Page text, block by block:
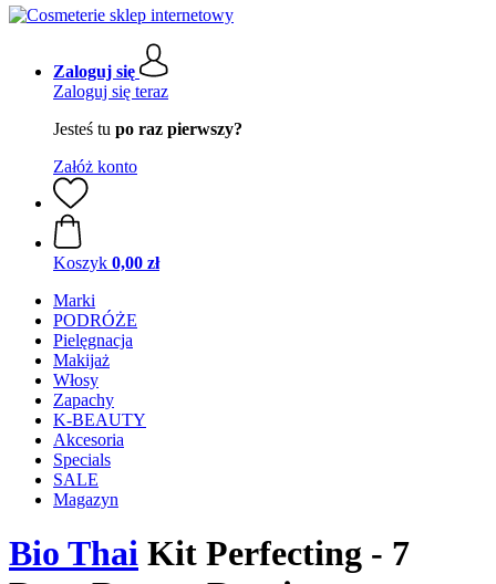
Zaloguj się
Zaloguj się teraz
Jesteś tu po raz pierwszy?
Załóż konto
Koszyk 0,00 zł
Marki
PODRÓŻE
Pielęgnacja
Makijaż
Włosy
Zapachy
K-BEAUTY
Akcesoria
Specials
SALE
Magazyn
Bio Thai Kit Perfecting - 7